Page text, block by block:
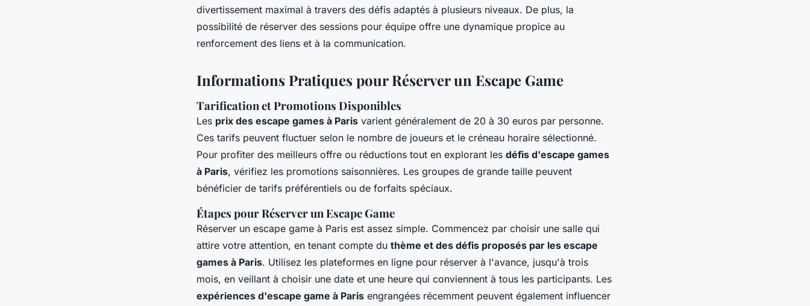
divertissement maximal à travers des défis adaptés à plusieurs niveaux. De plus, la
possibilité de réserver des sessions pour équipe offre une dynamique propice au
renforcement des liens et à la communication.
Informations Pratiques pour Réserver un Escape Game
Tarification et Promotions Disponibles
Les prix des escape games à Paris varient généralement de 20 à 30 euros par personne.
Ces tarifs peuvent fluctuer selon le nombre de joueurs et le créneau horaire sélectionné.
Pour profiter des meilleurs offre ou réductions tout en explorant les défis d'escape games
à Paris, vérifiez les promotions saisonnières. Les groupes de grande taille peuvent
bénéficier de tarifs préférentiels ou de forfaits spéciaux.
Étapes pour Réserver un Escape Game
Réserver un escape game à Paris est assez simple. Commencez par choisir une salle qui
attire votre attention, en tenant compte du thème et des défis proposés par les escape
games à Paris. Utilisez les plateformes en ligne pour réserver à l'avance, jusqu'à trois
mois, en veillant à choisir une date et une heure qui conviennent à tous les participants. Les
expériences d'escape game à Paris engrangées récemment peuvent également influencer